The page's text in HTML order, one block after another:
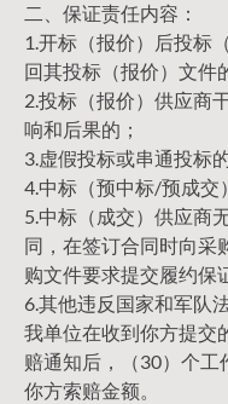
二、保证责任内容：
1.开标（报价）后投标
回其投标（报价）文件
2.投标（报价）供应商
响和后果的；
3.虚假投标或串通投标的
4.中标（预中标/预成交
5.中标（成交）供应商
同，在签订合同时向采
购文件要求提交履约保
6.其他违反国家和军队
我单位在收到你方提交
赔通知后，（30）个
你方索赔金额。